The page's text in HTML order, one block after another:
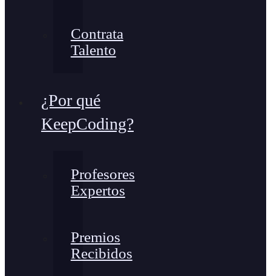
Contrata
Talento
¿Por qué
KeepCoding?
Profesores
Expertos
Premios
Recibidos